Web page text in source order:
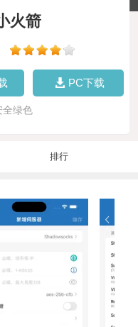
火箭
PC下载
全绿色
排行